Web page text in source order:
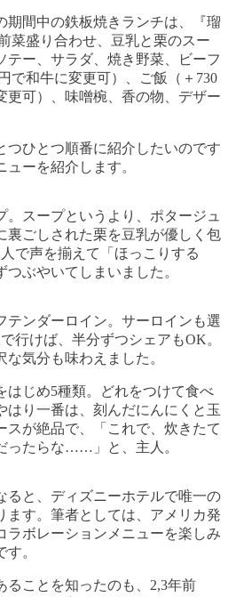
期間中の鉄板焼きランチは、『瑠
菜盛り合わせ、豆乳と栗のスー
テー、サラダ、焼き野菜、ビーフ
で和牛に変更可）、ご飯（＋730
更可）、味噌椀、香の物、デザー
つひとつ順番に紹介したいのです
ーを紹介します。
。スープというより、ポタージュ
裏ごしされた栗を豆乳が優しく包
で声を揃えて「ほっこりする
ぶやいてしまいました。
テンダーロイン。サーロインも選
行けば、半分ずつシェアもOK。
気分も味わえました。
はじめ5種類。どれをつけて食べ
はり一番は、刻んだにんにくと玉
スが絶品で、「これで、炊きたて
ったらな……」と、主人。
ると、ディズニーホテルで唯一の
ます。筆者としては、アメリカ発
ラボレーションメニューを楽しみ
。
ることを知ったのも、2,3年前